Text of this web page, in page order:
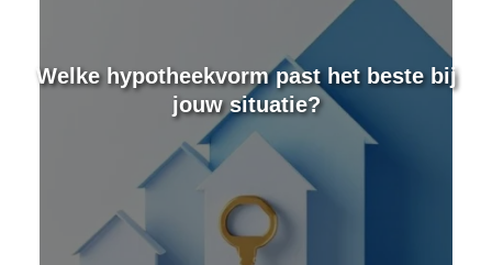
Welke hypotheekvorm past het beste bij
jouw situatie?